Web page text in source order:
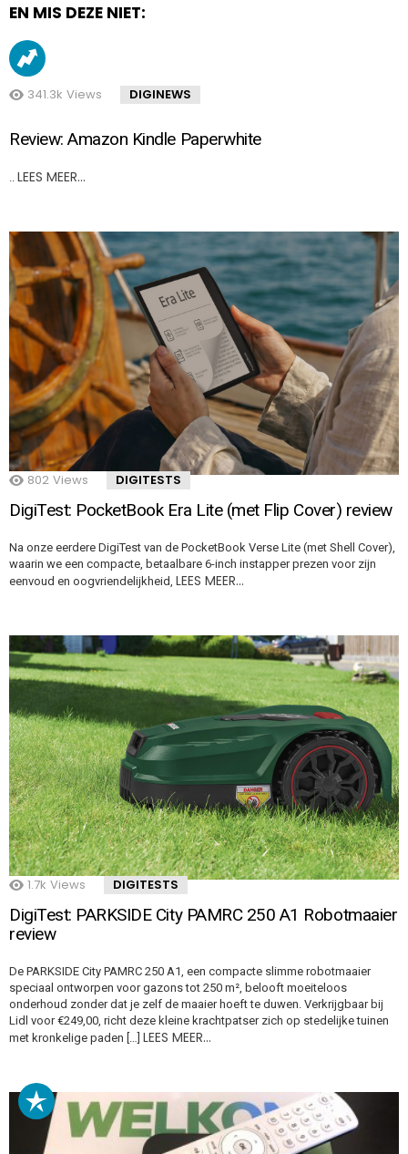
EN MIS DEZE NIET:
341.3k Views DIGINEWS
Review: Amazon Kindle Paperwhite
LEES MEER…
802 Views DIGITESTS
DigiTest: PocketBook Era Lite (met Flip Cover) review
Na onze eerdere DigiTest van de PocketBook Verse Lite (met Shell Cover),
waarin we een compacte, betaalbare 6-inch instapper prezen voor zijn
eenvoud en oogvriendelijkheid, LEES MEER…
1.7k Views DIGITESTS
DigiTest: PARKSIDE City PAMRC 250 A1 Robotmaaier
review
De PARKSIDE City PAMRC 250 A1, een compacte slimme robotmaaier
speciaal ontworpen voor gazons tot 250 m², belooft moeiteloos
onderhoud zonder dat je zelf de maaier hoeft te duwen. Verkrijgbaar bij
Lidl voor €249,00, richt deze kleine krachtpatser zich op stedelijke tuinen
met kronkelige paden […] LEES MEER…